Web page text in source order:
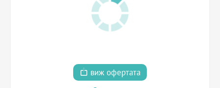
виж офертата